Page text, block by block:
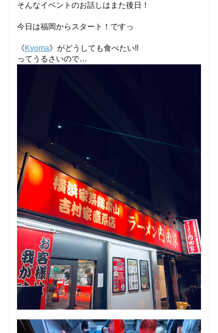
そんなイベントのお話しはまた後日！
今日は福岡からスタート！ですっ
《Kyoma》がどうしても食べたい‼️
ってうるさいので…